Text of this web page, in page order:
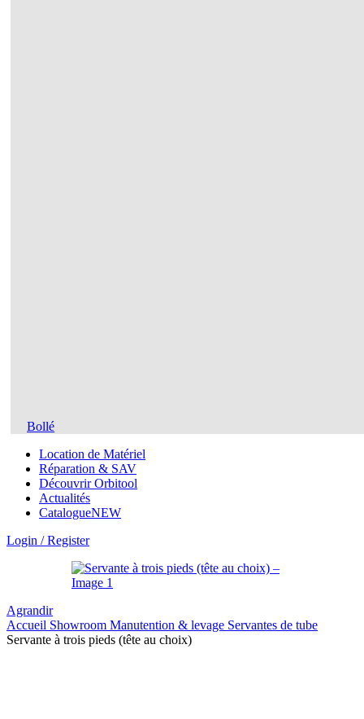
Bollé
Location de Matériel
Réparation & SAV
Découvrir Orbitool
Actualités
CatalogueNEW
Login / Register
Agrandir
Accueil Showroom Manutention & levage Servantes de tube
Servante à trois pieds (tête au choix)